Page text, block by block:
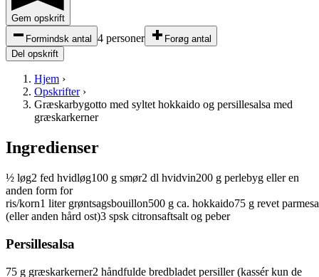
Gem opskrift
Formindsk antal
4 personer
Forøg antal
Del opskrift
Hjem ›
Opskrifter›
Græskarbygotto med syltet hokkaido og persillesalsa med
græskarkerner
Ingredienser
½ løg2 fed hvidløg100 g smør2 dl hvidvin200 g perlebyg eller en
anden form for
ris/korn1 liter grøntsagsbouillon500 g ca. hokkaido75 g revet
(eller anden hård ost)3 spsk citronsaftsalt og peber
Persillesalsa
75 g græskarkerner2 håndfulde bredbladet persiller (kassér kun de